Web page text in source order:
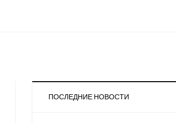
ПОСЛЕДНИЕ НОВОСТИ